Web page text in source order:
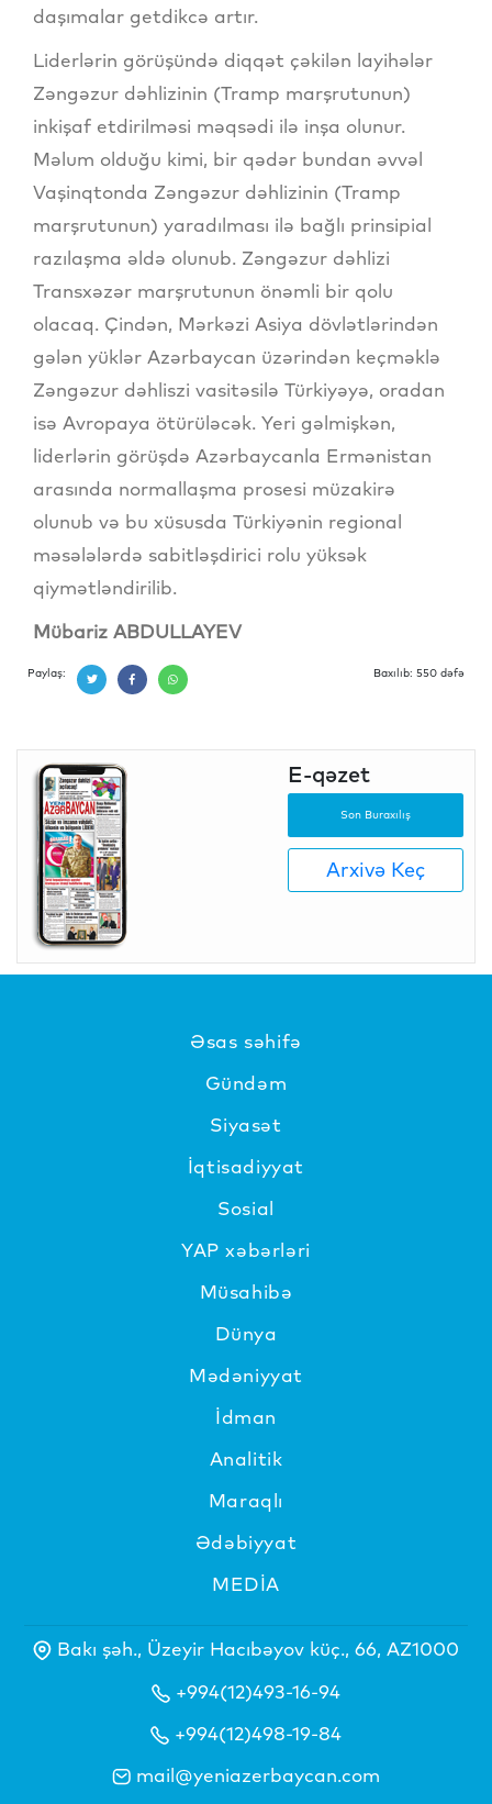
daşımalar getdikcə artır.
Liderlərin görüşündə diqqət çəkilən layihələr
Zəngəzur dəhlizinin (Tramp marşrutunun)
inkişaf etdirilməsi məqsədi ilə inşa olunur.
Məlum olduğu kimi, bir qədər bundan əvvəl
Vaşinqtonda Zəngəzur dəhlizinin (Tramp
marşrutunun) yaradılması ilə bağlı prinsipial
razılaşma əldə olunub. Zəngəzur dəhlizi
Transxəzər marşrutunun önəmli bir qolu
olacaq. Çindən, Mərkəzi Asiya dövlətlərindən
gələn yüklər Azərbaycan üzərindən keçməklə
Zəngəzur dəhliszi vasitəsilə Türkiyəyə, oradan
isə Avropaya ötürüləcək. Yeri gəlmişkən,
liderlərin görüşdə Azərbaycanla Ermənistan
arasında normallaşma prosesi müzakirə
olunub və bu xüsusda Türkiyənin regional
məsələlərdə sabitləşdirici rolu yüksək
qiymətləndirilib.
Mübariz ABDULLAYEV
Paylaş: Baxılıb: 550 dəfə
E-qəzet
Son Buraxılış
Arxivə Keç
Əsas səhifə
Gündəm
Siyasət
İqtisadiyyat
Sosial
YAP xəbərləri
Müsahibə
Dünya
Mədəniyyat
İdman
Analitik
Maraqlı
Ədəbiyyat
MEDİA
Bakı şəh., Üzeyir Hacıbəyov küç., 66, AZ1000
+994(12)493-16-94
+994(12)498-19-84
mail@yeniazerbaycan.com